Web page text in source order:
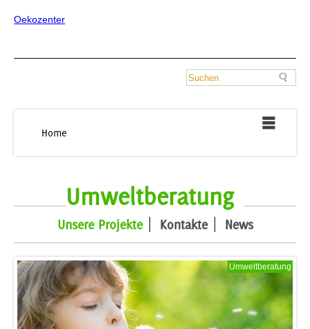
Oekozenter
Home
Umweltberatung
Unsere Projekte Kontakte News
Umweltberatung